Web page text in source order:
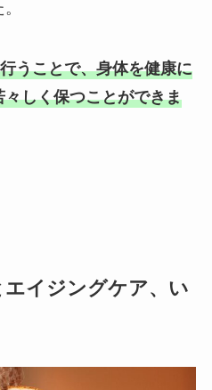
うことで、身体を健康に
しく保つことができま
イジングケア、い